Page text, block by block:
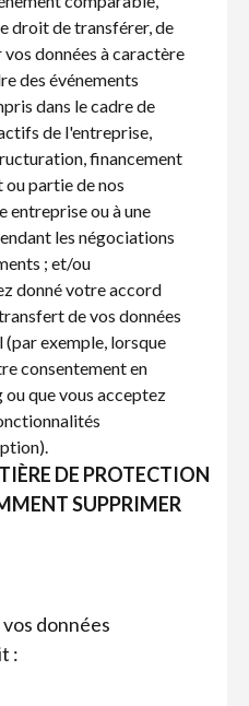
droit de transférer, de
données à caractère
des événements
dans le cadre de
de l'entreprise,
financement
partie de nos
entreprise ou à une
les négociations
; et/ou
donné votre accord
de vos données
exemple, lorsque
consentement en
que vous acceptez
DE PROTECTION
SUPPRIMER
données
: